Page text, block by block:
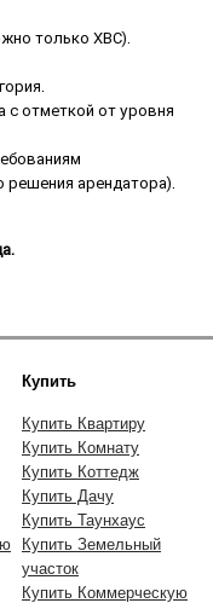
только ХВС).
с отметкой от уровня
решения арендатора).
Купить
Купить Квартиру
Купить Комнату
Купить Коттедж
Купить Дачу
Купить Таунхаус
Купить Земельный
участок
Купить Коммерческую